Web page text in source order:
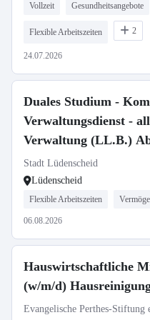
Vollzeit Gesundheitsangebote
Flexible Arbeitszeiten 2
24.07.2026
Duales Studium -
Verwaltungsdienst -
Verwaltung (LL.B.)
Bachelor of Laws (m/
Stadt Lüdenscheid
Lüdenscheid
Flexible Arbeitszeiten
06.08.2026
Hauswirtschaftliche
(w/m/d)
Evangelische Perthes-Stiftung